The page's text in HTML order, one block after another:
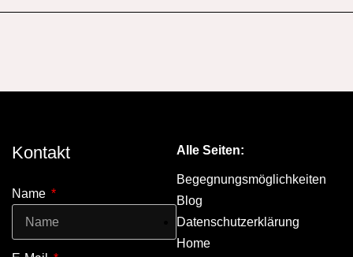
Kontakt
Name
Alle Seiten:
Begegnungsmöglichkeiten
Blog
Datenschutzerklärung
Home